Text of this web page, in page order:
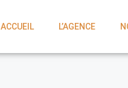
ACCUEIL L’AGENCE